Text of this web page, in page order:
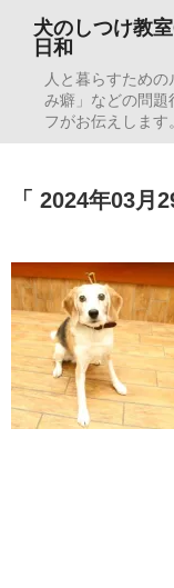
犬のしつけ教
日和
人と暮らすため
み癖」などの問題
フがお伝えします。
2024年03月